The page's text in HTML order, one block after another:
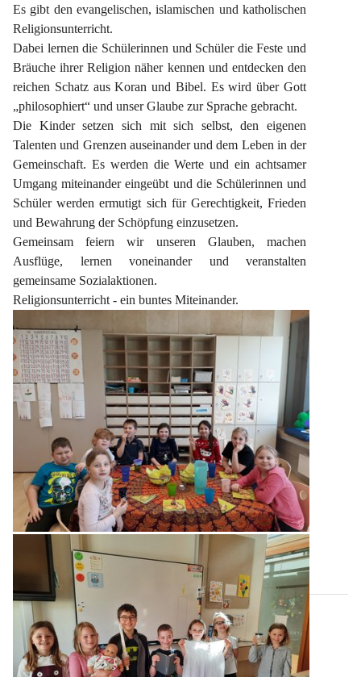
Es gibt den evangelischen, islamischen und katholischen
Religionsunterricht.
Dabei lernen die Schülerinnen und Schüler die Feste und
Bräuche ihrer Religion näher kennen und entdecken den
reichen Schatz aus Koran und Bibel. Es wird über Gott
„philosophiert“ und unser Glaube zur Sprache gebracht.
Die Kinder setzen sich mit sich selbst, den eigenen
Talenten und Grenzen auseinander und dem Leben in der
Gemeinschaft. Es werden die Werte und ein achtsamer
Umgang miteinander eingeübt und die Schülerinnen und
Schüler werden ermutigt sich für Gerechtigkeit, Frieden
und Bewahrung der Schöpfung einzusetzen.
Gemeinsam feiern wir unseren Glauben, machen
Ausflüge, lernen voneinander und veranstalten
gemeinsame Sozialaktionen.
Religionsunterricht - ein buntes Miteinander.